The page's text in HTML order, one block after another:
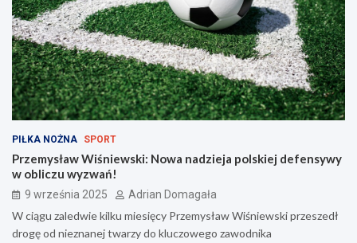
PIŁKA NOŻNA SPORT
Przemysław Wiśniewski: Nowa nadzieja polskiej defensywy
w obliczu wyzwań!
9 września 2025 Adrian Domagała
W ciągu zaledwie kilku miesięcy Przemysław Wiśniewski przeszedł
drogę od nieznanej twarzy do kluczowego zawodnika